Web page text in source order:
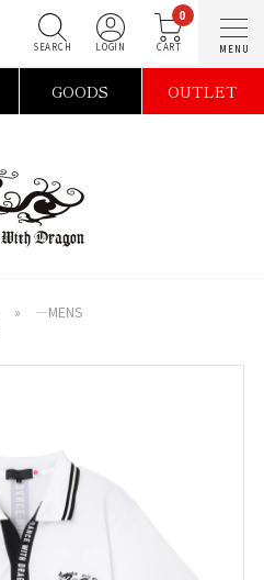
0
GOODS OUTLET
»
―MENS